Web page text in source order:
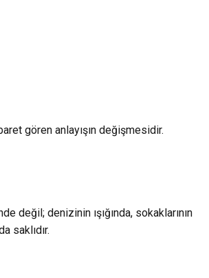
gören anlayışın değişmesidir.
değil; denizinin ışığında, sokaklarının
saklıdır.